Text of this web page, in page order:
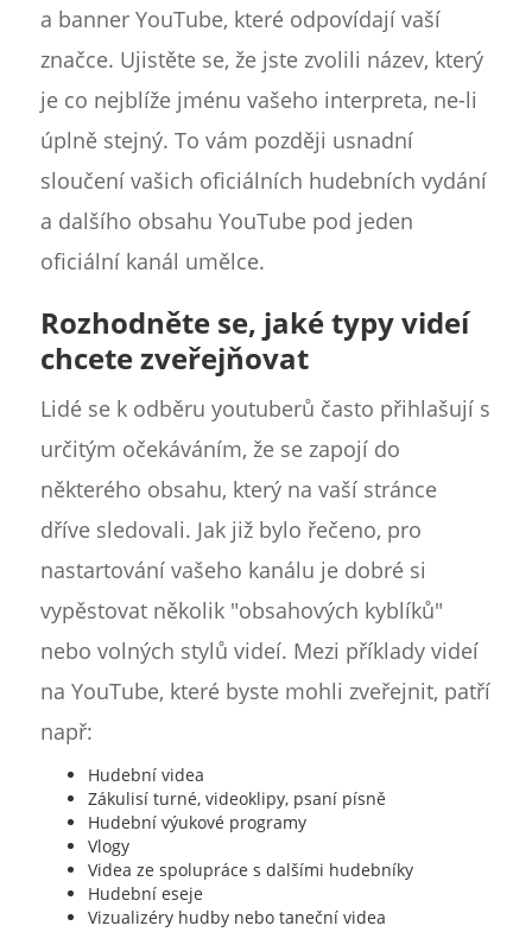
a banner YouTube, které odpovídají vaší
značce. Ujistěte se, že jste zvolili název, který
je co nejblíže jménu vašeho interpreta, ne-li
úplně stejný. To vám později usnadní
sloučení vašich oficiálních hudebních vydání
a dalšího obsahu YouTube pod jeden
oficiální kanál umělce.
Rozhodněte se, jaké typy videí
chcete zveřejňovat
Lidé se k odběru youtuberů často přihlašují s
určitým očekáváním, že se zapojí do
některého obsahu, který na vaší stránce
dříve sledovali. Jak již bylo řečeno, pro
nastartování vašeho kanálu je dobré si
vypěstovat několik "obsahových kyblíků"
nebo volných stylů videí. Mezi příklady videí
na YouTube, které byste mohli zveřejnit, patří
např:
Hudební videa
Zákulisí turné, videoklipy, psaní písně
Hudební výukové programy
Vlogy
Videa ze spolupráce s dalšími hudebníky
Hudební eseje
Vizualizéry hudby nebo taneční videa